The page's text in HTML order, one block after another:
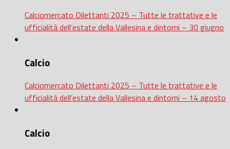
Calciomercato Dilettanti 2025 – Tutte le trattative e le
ufficialità dell’estate della Vallesina e dintorni – 30 giugno
Calcio
Calciomercato Dilettanti 2025 – Tutte le trattative e le
ufficialità dell’estate della Vallesina e dintorni – 14 agosto
Calcio